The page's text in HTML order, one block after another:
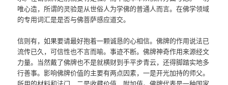
唯心造，所谓的灵验是从世俗人为学佛的普通人而言。在佛学领域
的专用词汇是是否与佛菩萨感应道交。
信则有，如果要请最好抱着一颗诚恳的心相信。佛牌的作用说法已
流传已久，可信性也不言而喻。事迹不断。佛牌神奇作用来源经文
力量。当然戴了佛牌也不是就横财到手平步青云，还得脚踏实地多
行善事。影响佛牌价值的主要有两点因素，一是开光加持的师父。